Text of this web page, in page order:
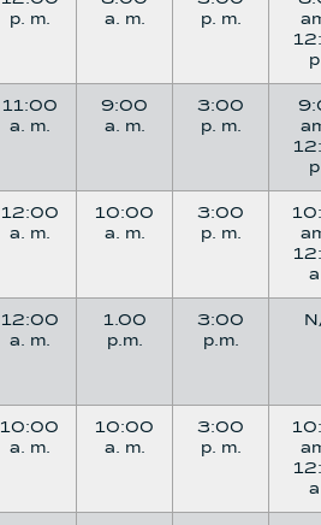
p. m.
a. m.
p. m.
11:00
a. m.
9:00
a. m.
3:00
p. m.
12:00
a. m.
10:00
a. m.
3:00
p. m.
12:00
a. m.
1.00
p.m.
3:00
p.m.
10:00
a. m.
10:00
a. m.
3:00
p. m.